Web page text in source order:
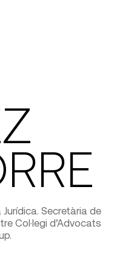
Secretària de
Col·legi d’Advocats